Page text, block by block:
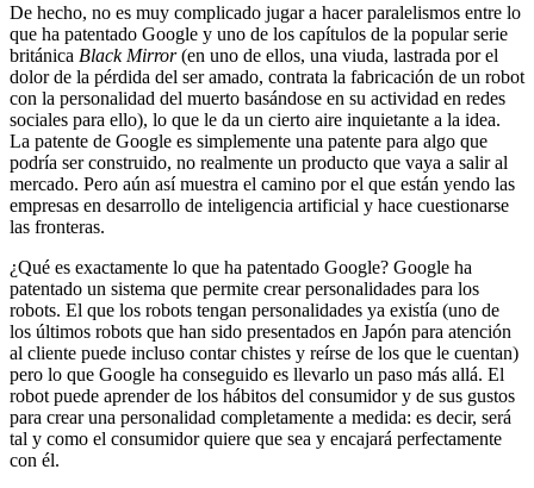
De hecho, no es muy complicado jugar a hacer paralelismos entre lo
que ha patentado Google y uno de los capítulos de la popular serie
británica Black Mirror(en uno de ellos, una viuda, lastrada por el
dolor de la pérdida del ser amado, contrata la fabricación de un robot
con la personalidad del muerto basándose en su actividad en redes
sociales para ello), lo que le da un cierto aire inquietante a la idea.
La patente de Google es simplemente una patente para algo que
podría ser construido, no realmente un producto que vaya a salir al
mercado. Pero aún así muestra el camino por el que están yendo las
empresas en desarrollo de inteligencia artificial y hace cuestionarse
las fronteras.
¿Qué es exactamente lo que ha patentado Google? Google ha
patentado un sistema que permite crear personalidades para los
robots. El que los robots tengan personalidades ya existía (uno de
los últimos robots que han sido presentados en Japón para atención
al cliente puede incluso contar chistes y reírse de los que le cuentan)
pero lo que Google ha conseguido es llevarlo un paso más allá. El
robot puede aprender de los hábitos del consumidor y de sus gustos
para crear una personalidad completamente a medida: es decir, será
tal y como el consumidor quiere que sea y encajará perfectamente
con él.